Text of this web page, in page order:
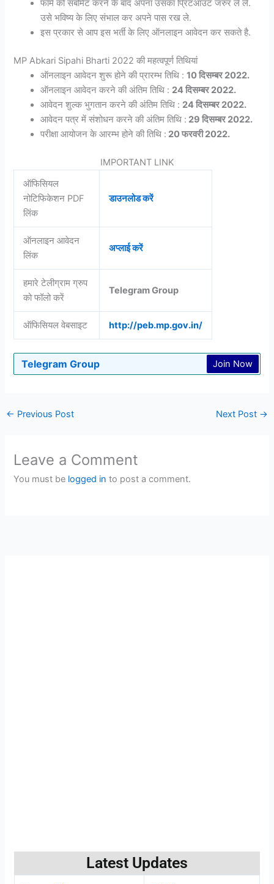
फॉर्म को सबमिट करने के बाद अपना उसका प्रिंटआउट जरुर ले ले.
उसे भविष्य के लिए संभाल कर अपने पास रख ले.
इस प्रकार से आप इस भर्ती के लिए ऑनलाइन आवेदन कर सकते है.
MP Abkari Sipahi Bharti 2022 की महत्वपूर्ण तिथियां
ऑनलाइन आवेदन शुरू होने की प्रारम्भ तिथि :10 दिसम्बर 2022.
ऑनलाइन आवेदन करने की अंतिम तिथि : 24 दिसम्बर 2022.
आवेदन शुल्क भुगतान करने की अंतिम तिथि : 24 दिसम्बर 2022.
आवेदन पत्र में संशोधन करने की अंतिम तिथि : 29 दिसम्बर 2022.
परीक्षा आयोजन के आरम्भ होने की तिथि : 20 फरवरी 2022.
IMPORTANT LINK
ऑफिसियल
नोटिफिकेशन PDF
लिंक
डाउनलोड करें
ऑनलाइन आवेदन
लिंक
अप्लाई करें
हमारे टेलीग्राम ग्रुप
को फॉलो करें
Telegram Group
ऑफिसियल वेबसाइट http://peb.mp.gov.in/
Telegram Group Join Now
← Previous Post Next Post →
Leave a Comment
You must be logged in to post a comment.
Latest Updates